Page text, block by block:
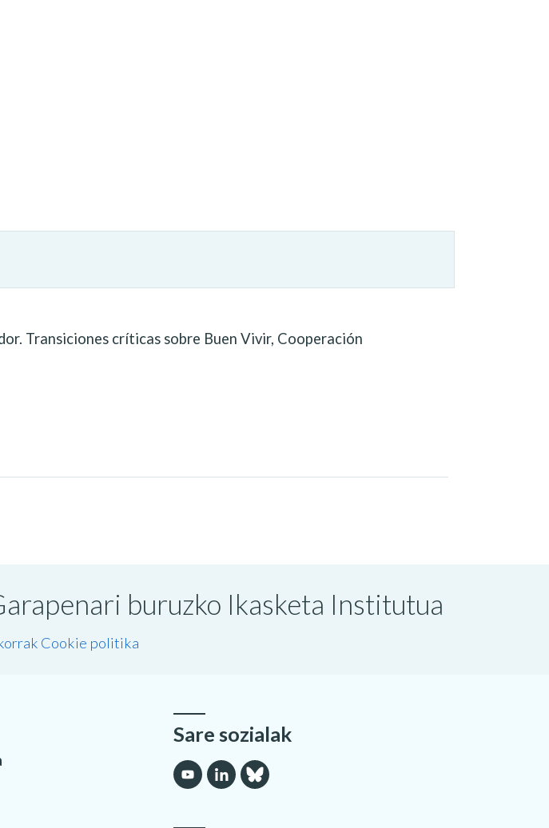
Transiciones críticas sobre Buen Vivir, Cooperación
buruzko Ikasketa Institutua
Cookie politika
Sare sozialak